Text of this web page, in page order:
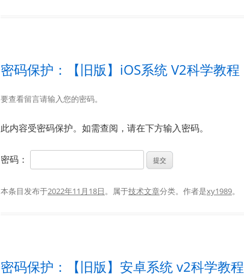
密码保护：【旧版】iOS系统 V2科学教程
要查看留言请输入您的密码。
此内容受密码保护。如需查阅，请在下方输入密码。
密码：
本条目发布于2022年11月18日。属于技术文章分类。 作者是xy1989。
密码保护：【旧版】安卓系统 v2科学教程